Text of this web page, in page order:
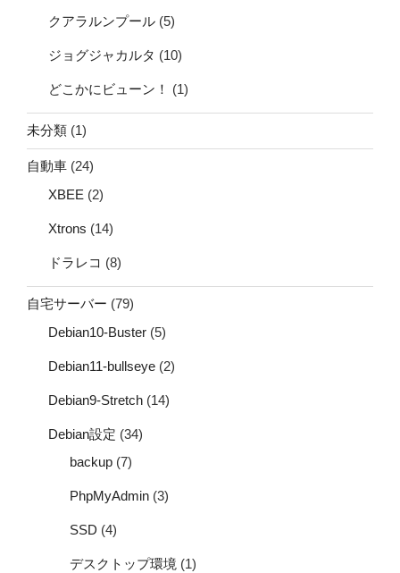
クアラルンプール (5)
ジョグジャカルタ (10)
どこかにビューン！ (1)
未分類 (1)
自動車 (24)
XBEE (2)
Xtrons (14)
ドラレコ (8)
自宅サーバー (79)
Debian10-Buster (5)
Debian11-bullseye (2)
Debian9-Stretch (14)
Debian設定 (34)
backup (7)
PhpMyAdmin (3)
SSD (4)
デスクトップ環境 (1)